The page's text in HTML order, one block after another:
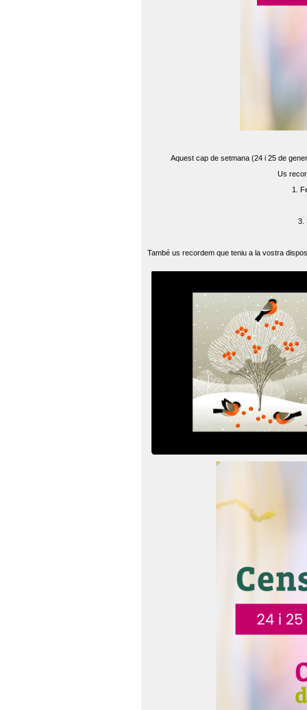
Aquest cap de setmana (24 i 25 de
Us
1.
3.
També us recordem que teniu a la vostra